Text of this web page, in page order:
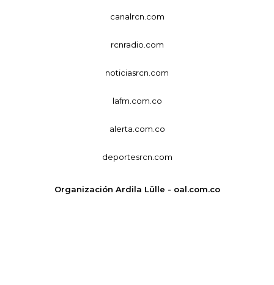
canalrcn.com
rcnradio.com
noticiasrcn.com
lafm.com.co
alerta.com.co
deportesrcn.com
Organización Ardila Lülle - oal.com.co